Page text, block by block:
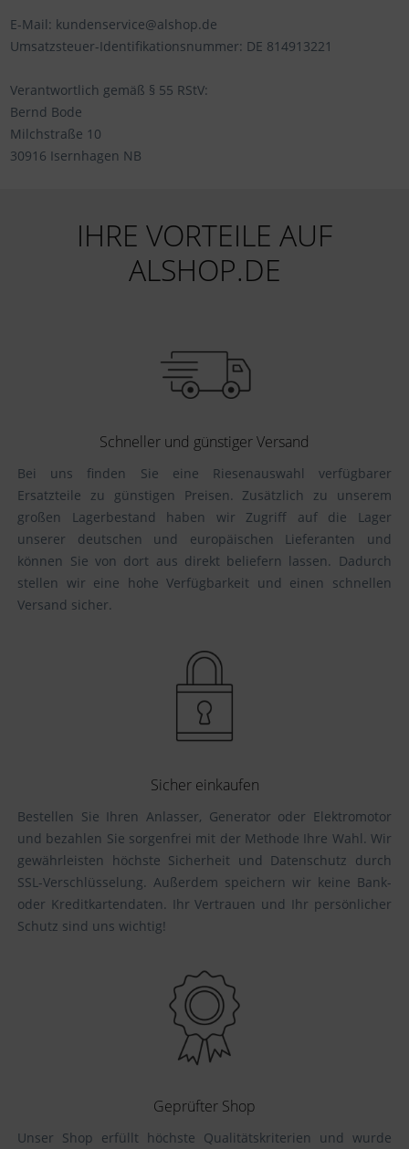
E-Mail: kundenservice@alshop.de
Umsatzsteuer-Identifikationsnummer: DE 814913221
Verantwortlich gemäß § 55 RStV:
Bernd Bode
Milchstraße 10
30916 Isernhagen NB
IHRE VORTEILE AUF
ALSHOP.DE
Schneller und günstiger Versand
Bei uns finden Sie eine Riesenauswahl verfügbarer
Ersatzteile zu günstigen Preisen. Zusätzlich zu unserem
großen Lagerbestand haben wir Zugriff auf die Lager
unserer deutschen und europäischen Lieferanten und
können Sie von dort aus direkt beliefern lassen. Dadurch
stellen wir eine hohe Verfügbarkeit und einen schnellen
Versand sicher.
Sicher einkaufen
Bestellen Sie Ihren Anlasser, Generator oder Elektromotor
und bezahlen Sie sorgenfrei mit der Methode Ihre Wahl. Wir
gewährleisten höchste Sicherheit und Datenschutz durch
SSL-Verschlüsselung. Außerdem speichern wir keine Bank-
oder Kreditkartendaten. Ihr Vertrauen und Ihr persönlicher
Schutz sind uns wichtig!
Geprüfter Shop
Unser Shop erfüllt höchste Qualitätskriterien und wurde